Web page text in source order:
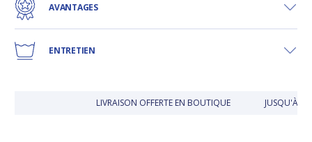
AVANTAGES
ENTRETIEN
LIVRAISON OFFERTE EN BOUTIQUE JUSQU'À 30